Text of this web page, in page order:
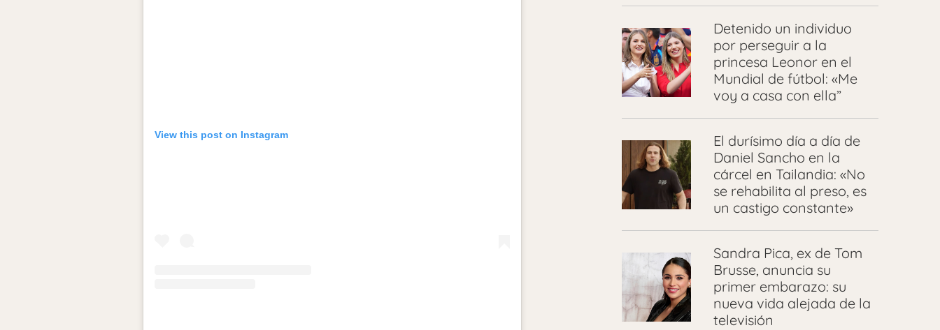
View this post on Instagram
Detenido un individuo
por perseguir a la
princesa Leonor en el
Mundial de fútbol: «Me
voy a casa con ella”
El durísimo día a día de
Daniel Sancho en la
cárcel en Tailandia: «No
se rehabilita al preso, es
un castigo constante»
Sandra Pica, ex de Tom
Brusse, anuncia su
primer embarazo: su
nueva vida alejada de la
televisión